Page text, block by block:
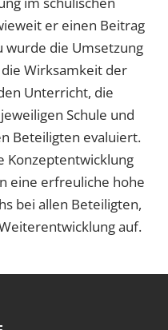
er einen Beitrag
die Umsetzung
Wirksamkeit der
Unterricht, die
Schule und
Beteiligten evaluiert.
Konzeptentwicklung
eine erfreuliche hohe
bei allen Beteiligten,
auf.